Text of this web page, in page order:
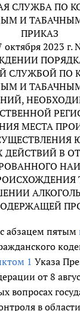
СЛУЖБА ПО
И
ПРИКАЗ
октября 2023 г.
СЛУЖБОЙ ПО
И
МЕСТА
ДЕЙСТВИЙ В
абзацем пятым
1 Указа
от 8
вопросах
в